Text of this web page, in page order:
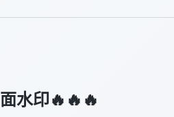
水印🔥🔥🔥